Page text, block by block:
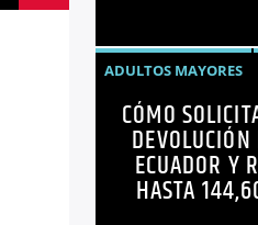
ADULTOS MAYORES
ECUADOR
PERSONAS CON
CÓMO
ECUADOR Y
HASTA